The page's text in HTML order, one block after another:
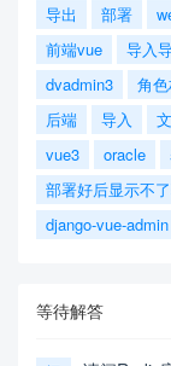
导出
部署
前端vue
导入
dvadmin3
角
后端
导入
vue3
oracle
部署好后显示不
django-vue-admin
等待解答